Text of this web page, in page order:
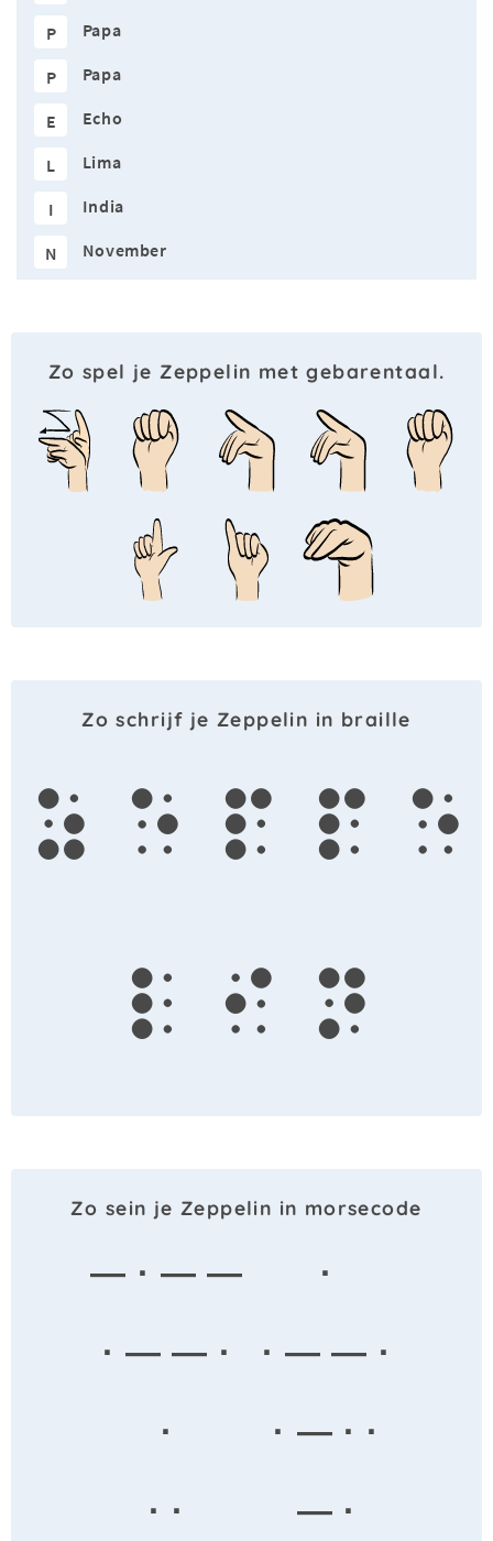
P
Papa
P Papa
E Echo
L Lima
I India
N November
Zo spel je Zeppelin met gebarentaal.
Zo schrijf je Zeppelin in braille
z e p p e
l i n
Zo sein je Zeppelin in morsecode
— · — —
·
· — — ·
· — — ·
·
· — · ·
· ·
— ·